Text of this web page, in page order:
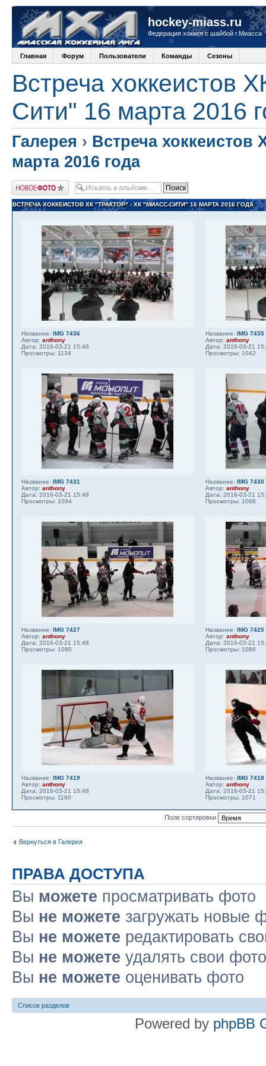
hockey-miass.ru
Федерация хоккея с шайбой г.Миасса
Главная Форум Пользователи Команды Сезоны
Встреча хоккеистов
Сити" 16 марта 2016
Галерея › Встреча
марта 2016 года
Добавить фото
ВСТРЕЧА ХОККЕИСТОВ ХК "ТРАКТОР" - ХК "МИАСС-СИТИ" 16 МАРТА 2016 ГОДА
Название: IMG 7436
Автор: anthony
Дата: 2016-03-21 15:48
Просмотры: 1134
Название: IMG 7435
Автор: anthony
Дата: 2016-03-21
Просмотры: 1042
Название: IMG 7431
Автор: anthony
Дата: 2016-03-21 15:48
Просмотры: 1094
Название: IMG 7430
Автор: anthony
Дата: 2016-03-21
Просмотры: 1068
Название: IMG 7427
Автор: anthony
Дата: 2016-03-21 15:48
Просмотры: 1080
Название: IMG 7425
Автор: anthony
Дата: 2016-03-21
Просмотры: 1086
Название: IMG 7419
Автор: anthony
Дата: 2016-03-21 15:48
Просмотры: 1160
Название: IMG 7418
Автор: anthony
Дата: 2016-03-21
Просмотры: 1071
Поле сортировки
Вернуться в Галерея
ПРАВА ДОСТУПА
Вы можете просматривать фото
Вы не можете загружать новые
Вы не можете редактировать
Вы не можете удалять свои фото
Вы не можете оценивать фото
Список разделов
Powered by phpBB